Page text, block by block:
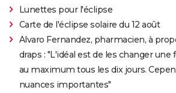
Lunettes pour l'éclipse
Carte de l'éclipse solaire du 12 août
Alvaro Fernandez, pharmacien, à
draps : "L'idéal est de les changer une
au maximum tous les dix jours.
nuances importantes"